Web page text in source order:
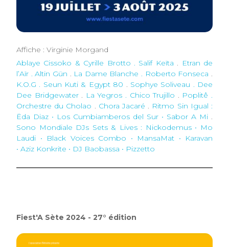
Affiche : Virginie Morgand
Ablaye Cissoko & Cyrille Brotto . Salif Keïta . Etran de
l’Aïr . Altin Gün . La Dame Blanche . Roberto Fonseca .
K.O.G . Seun Kuti & Egypt 80 . Sophye Soliveau . Dee
Dee Bridgewater. La Yegros . Chico Trujillo . Poplitê .
Orchestre du Cholao . Chora Jacaré . Ritmo Sin Igual :
Ëda Diaz • Los Cumbiamberos del Sur • Sabor A Mi .
Sono Mondiale DJs Sets & Lives : Nickodemus • Mo
Laudi • Black Voices Combo • MansaMat • Karavan
• Aziz Konkrite • DJ Baobassa • Pizzetto
Fiest'A Sète 2024 - 27° édition